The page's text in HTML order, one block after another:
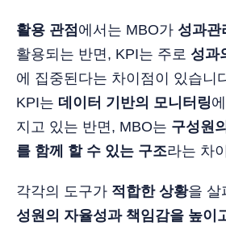
활용 관점 에서는 MBO가 성과관
활용되는 반면, KPI는 주로 성과
에 집중된다는 차이점이 있습니
KPI는 데이터 기반의 모니터링
지고 있는 반면, MBO는 구성원
를 함께 할 수 있는 구조라는 차
각각의 도구가 적합한 상황을 살
성원의 자율성과 책임감을 높이